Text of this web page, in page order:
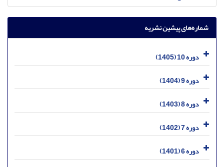
شماره‌های پیشین نشریه
دوره 10 (1405)
دوره 9 (1404)
دوره 8 (1403)
دوره 7 (1402)
دوره 6 (1401)